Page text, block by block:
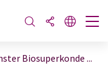
Biosuperkonde ...